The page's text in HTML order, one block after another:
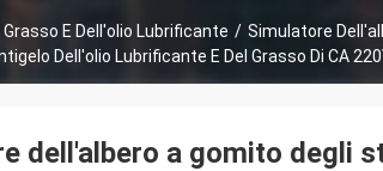
E Dell'olio Lubrificante / Simulatore
Dell'olio Lubrificante E Del Grasso Di CA
dell'albero a gomito degli